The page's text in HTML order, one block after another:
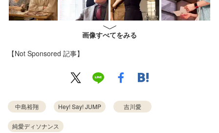
画像すべてをみる
【Not Sponsored 記事】
中島裕翔 Hey! Say! JUMP 吉川愛
純愛ディソナンス